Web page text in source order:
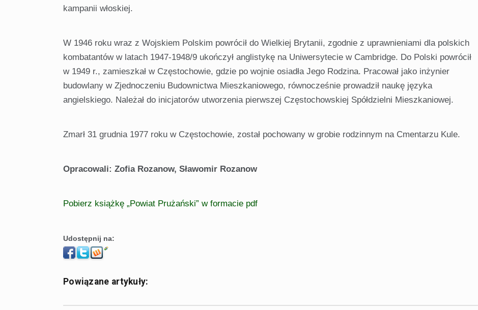
kampanii włoskiej.
W 1946 roku wraz z Wojskiem Polskim powrócił do Wielkiej Brytanii, zgodnie z uprawnieniami dla polskich
kombatantów w latach 1947-1948/9 ukończył anglistykę na Uniwersytecie w Cambridge. Do Polski powrócił
w 1949 r., zamieszkał w Częstochowie, gdzie po wojnie osiadła Jego Rodzina. Pracował jako inżynier
budowlany w Zjednoczeniu Budownictwa Mieszkaniowego, równocześnie prowadził naukę języka
angielskiego. Należał do inicjatorów utworzenia pierwszej Częstochowskiej Spółdzielni Mieszkaniowej.
Zmarł 31 grudnia 1977 roku w Częstochowie, został pochowany w grobie rodzinnym na Cmentarzu Kule.
Opracowali: Zofia Rozanow, Sławomir Rozanow
Pobierz książkę „Powiat Prużański” w formacie pdf
Udostępnij na:
Powiązane artykuły: